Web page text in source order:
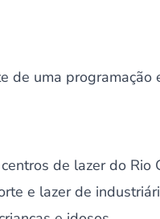
de uma
de lazer do
e lazer de